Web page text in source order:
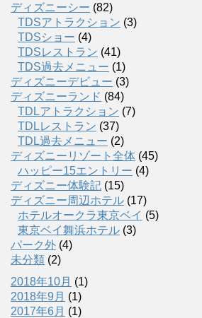
ディズニーシー (82)
TDSアトラクション (3)
TDSショー (4)
TDSレストラン (41)
TDS過去メニュー (1)
ディズニーデビュー (3)
ディズニーランド (84)
TDLアトラクション (7)
TDLレストラン (37)
TDL過去メニュー (2)
ディズニーリゾート全体 (45)
ハッピー15エントリー (4)
ディズニー体験記 (15)
ディズニー周辺ホテル (17)
ホテルオークラ東京ベイ (5)
東京ベイ舞浜ホテル (3)
パーク外 (4)
未分類 (2)
2018年10月 (1)
2018年9月 (1)
2017年6月 (1)